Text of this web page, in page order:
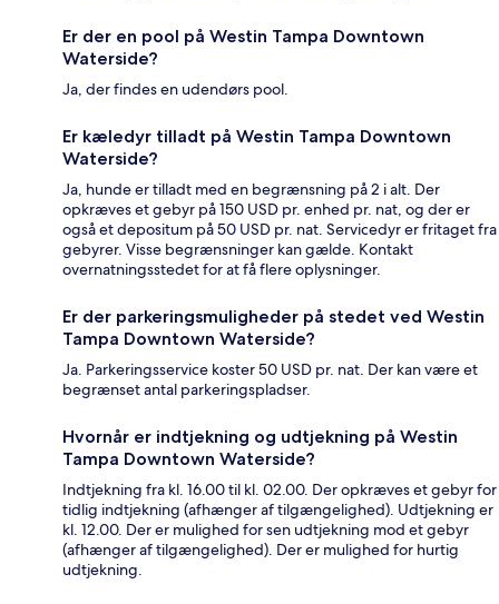
Er der en pool på Westin Tampa Downtown
Waterside?
Ja, der findes en udendørs pool.
Er kæledyr tilladt på Westin Tampa Downtown
Waterside?
Ja, hunde er tilladt med en begrænsning på 2 i alt. Der
opkræves et gebyr på 150 USD pr. enhed pr. nat, og der er
også et depositum på 50 USD pr. nat. Servicedyr er fritaget fra
gebyrer. Visse begrænsninger kan gælde. Kontakt
overnatningsstedet for at få flere oplysninger.
Er der parkeringsmuligheder på stedet ved Westin
Tampa Downtown Waterside?
Ja. Parkeringsservice koster 50 USD pr. nat. Der kan være et
begrænset antal parkeringspladser.
Hvornår er indtjekning og udtjekning på Westin
Tampa Downtown Waterside?
Indtjekning fra kl. 16.00 til kl. 02.00. Der opkræves et gebyr for
tidlig indtjekning (afhænger af tilgængelighed). Udtjekning er
kl. 12.00. Der er mulighed for sen udtjekning mod et gebyr
(afhænger af tilgængelighed). Der er mulighed for hurtig
udtjekning.